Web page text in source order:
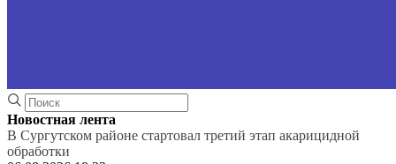
Новостная лента
В Сургутском районе стартовал третий этап акарицидной
обработки